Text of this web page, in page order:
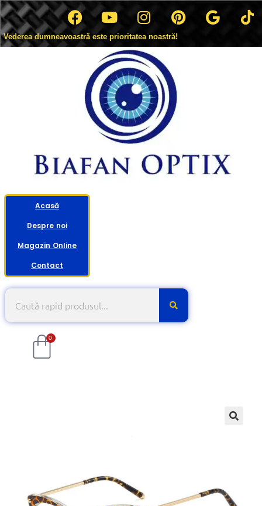
Vederea dumneavoastră este prioritatea noastră!
Acasă
Despre noi
Magazin Online
Contact
0